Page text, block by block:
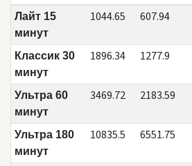
Лайт 15
минут
1044.65 607.94
Классик 30
минут
1896.34 1277.9
Ультра 60
минут
3469.72 2183.59
Ультра 180
минут
10835.5 6551.75